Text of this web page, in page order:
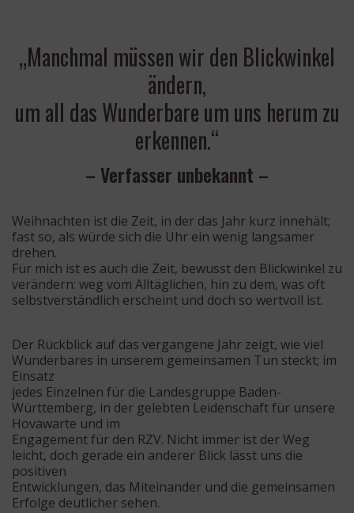
„Manchmal müssen wir den Blickwinkel
ändern,
um all das Wunderbare um uns herum zu
erkennen.“
– Verfasser unbekannt –
Weihnachten ist die Zeit, in der das Jahr kurz innehält;
fast so, als würde sich die Uhr ein wenig langsamer
drehen.
Für mich ist es auch die Zeit, bewusst den Blickwinkel zu
verändern: weg vom Alltäglichen, hin zu dem, was oft
selbstverständlich erscheint und doch so wertvoll ist.
Der Rückblick auf das vergangene Jahr zeigt, wie viel
Wunderbares in unserem gemeinsamen Tun steckt; im
Einsatz
jedes Einzelnen für die Landesgruppe Baden-
Württemberg, in der gelebten Leidenschaft für unsere
Hovawarte und im
Engagement für den RZV. Nicht immer ist der Weg
leicht, doch gerade ein anderer Blick lässt uns die
positiven
Entwicklungen, das Miteinander und die gemeinsamen
Erfolge deutlicher sehen.